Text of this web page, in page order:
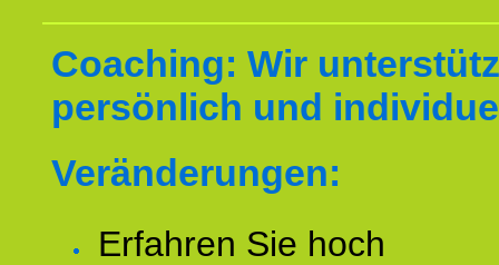
Coaching: Wir
persönlich und
Veränderungen:
Erfahren Sie hoch